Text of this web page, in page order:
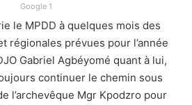
Google 1
le MPDD à quelques mois des
régionales prévues pour l’année
Gabriel Agbéyomé quant à lui,
continuer le chemin sous
l’archevêque Mgr Kpodzro pour